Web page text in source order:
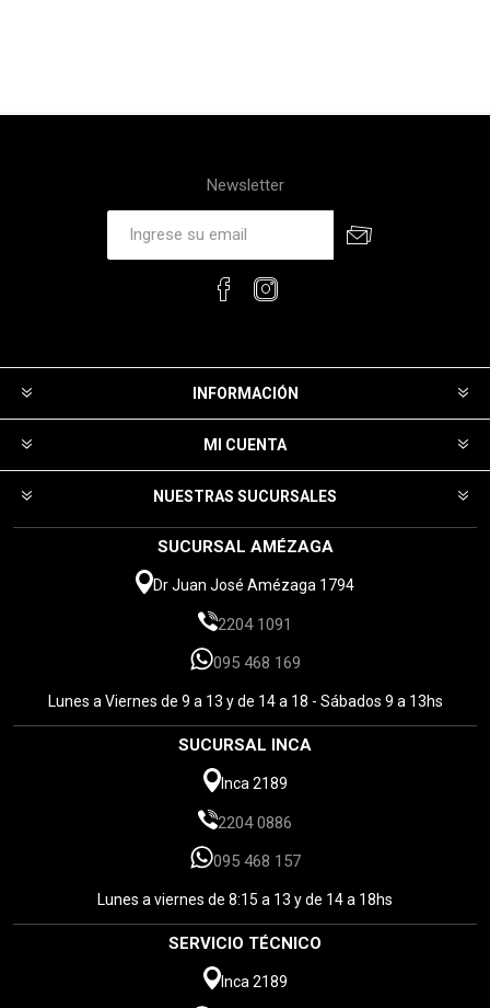
Newsletter
INFORMACIÓN
MI CUENTA
NUESTRAS SUCURSALES
SUCURSAL AMÉZAGA
Dr Juan José Amézaga 1794
2204 1091
095 468 169
Lunes a Viernes de 9 a 13 y de 14 a 18 - Sábados 9 a 13hs
SUCURSAL INCA
Inca 2189
2204 0886
095 468 157
Lunes a viernes de 8:15 a 13 y de 14 a 18hs
SERVICIO TÉCNICO
Inca 2189